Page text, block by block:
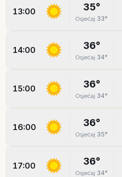
13:00 35°
Osjećaj 33°
14:00 36°
Osjećaj 34°
15:00 36°
Osjećaj 34°
16:00 36°
Osjećaj 35°
17:00 36°
Osjećaj 34°